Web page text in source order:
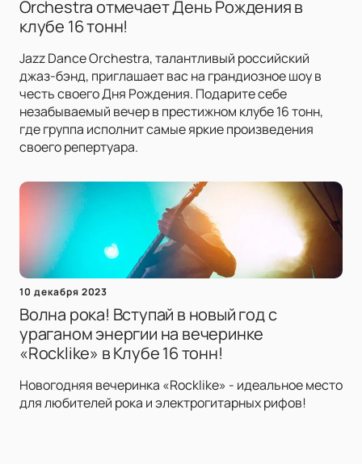
Orchestra отмечает День Рождения в
клубе 16 тонн!
Jazz Dance Orchestra, талантливый российский
джаз-бэнд, приглашает вас на грандиозное шоу в
честь своего Дня Рождения. Подарите себе
незабываемый вечер в престижном клубе 16 тонн,
где группа исполнит самые яркие произведения
своего репертуара.
10 декабря 2023
Волна рока! Вступай в новый год с
ураганом энергии на вечеринке
«Rocklike» в Клубе 16 тонн!
Новогодняя вечеринка «Rocklike» - идеальное место
для любителей рока и электрогитарных рифов!